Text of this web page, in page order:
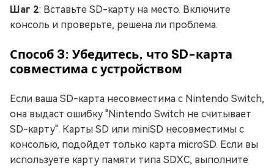
Шаг 2: Вставьте SD-карту на место. Включите
консоль и проверьте, решена ли проблема.
Способ 3: Убедитесь, что SD-карта
совместима с устройством
Если ваша SD-карта несовместима с Nintendo Switch,
она выдаст ошибку "Nintendo Switch не считывает
SD-карту". Карты SD или miniSD несовместимы с
консолью, подойдет только карта microSD. Если вы
используете карту памяти типа SDXC, выполните